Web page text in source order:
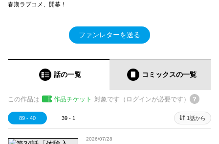
春期ラブコメ、開幕！
ファンレターを送る
話の一覧 コミックスの一覧
この作品は 作品チケット 対象です（ログインが必要です）
89 - 40 39 - 1 1話から
2026/07/28